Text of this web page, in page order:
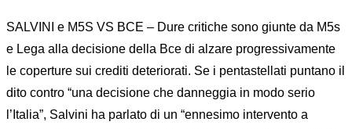
SALVINI e M5S VS BCE – Dure critiche sono giunte da M5s
e Lega alla decisione della Bce di alzare progressivamente
le coperture sui crediti deteriorati. Se i pentastellati puntano il
dito contro “una decisione che danneggia in modo serio
l’Italia”, Salvini ha parlato di un “ennesimo intervento a